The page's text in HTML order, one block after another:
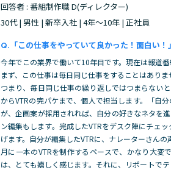
回答者 : 番組制作職 D(ディレクター)
30代 | 男性 | 新卒入社 | 4年～10年 | 正社員
「この仕事をやっていて良かった！面白い
今年でこの業界で働いて10年目です。現在は報道
まず、この仕事は毎日同じ仕事をすることはありま
つまり、毎日同じ仕事の繰り返しではつまらない
からVTRの完パケまで、個人で担当します。「自
が、企画案が採用されれば、自分の好きなネタを
ン編集もします。完成したVTRをデスク陣にチェ
げます。自分が編集したVTRに、ナレーターさん
月に一本のVTRを制作するペースで、かなり大
は、とても嬉しく感じます。それに、リポートで